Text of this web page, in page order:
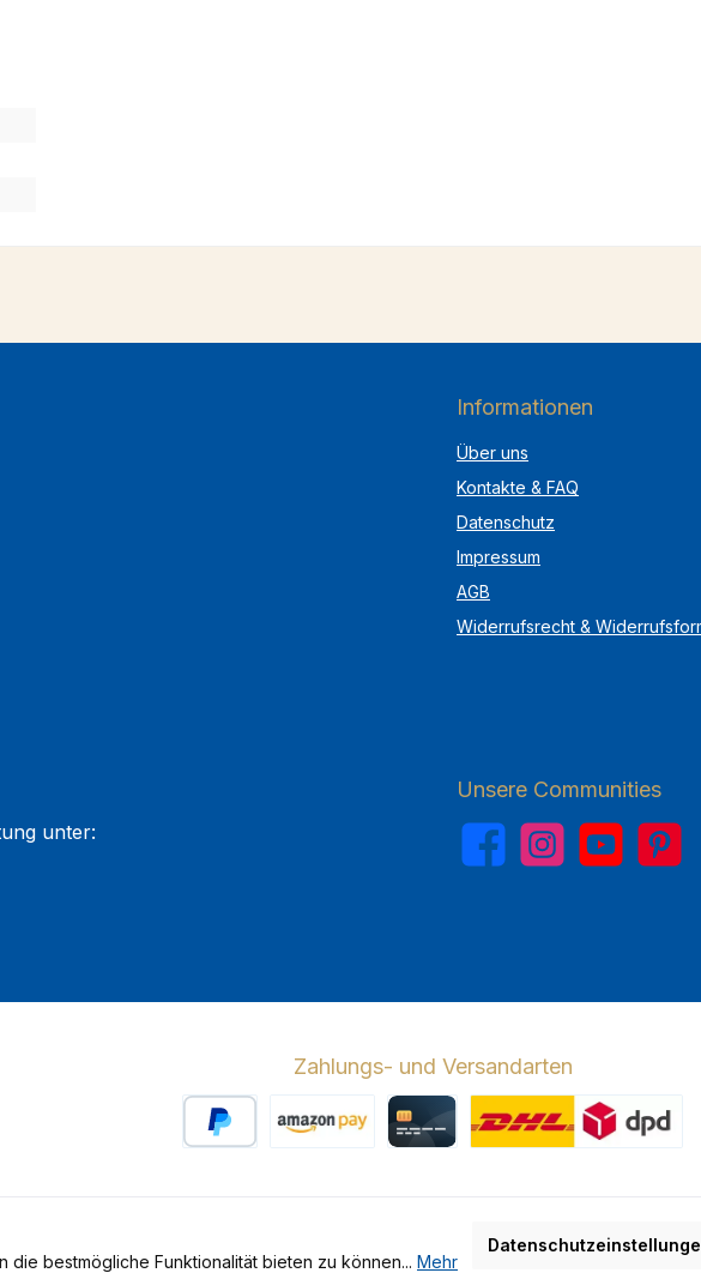
Informationen
Über uns
Kontakte & FAQ
Datenschutz
Impressum
AGB
Widerrufsrecht &
unter:
Unsere Communities
FacebookInstagramYouTubePinterest
Zahlungs- und Versandarten
bestmögliche Funktionalität bieten zu können... Mehr